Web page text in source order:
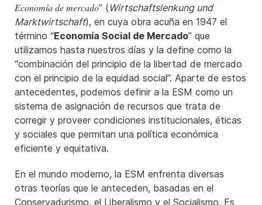
Economía de mercado” ( Wirtschaftslenkung und
Marktwirtschaft), en cuya obra acuña en 1947 el
término “Economía Social de Mercado” que
utilizamos hasta nuestros días y la define como la
“combinación del principio de la libertad de mercado
con el principio de la equidad social”. Aparte de estos
antecedentes, podemos definir a la ESM como un
sistema de asignación de recursos que trata de
corregir y proveer condiciones institucionales, éticas
y sociales que permitan una política económica
eficiente y equitativa.
En el mundo moderno, la ESM enfrenta diversas
otras teorías que le anteceden, basadas en el
Conservadurismo, el Liberalismo y el Socialismo. Es